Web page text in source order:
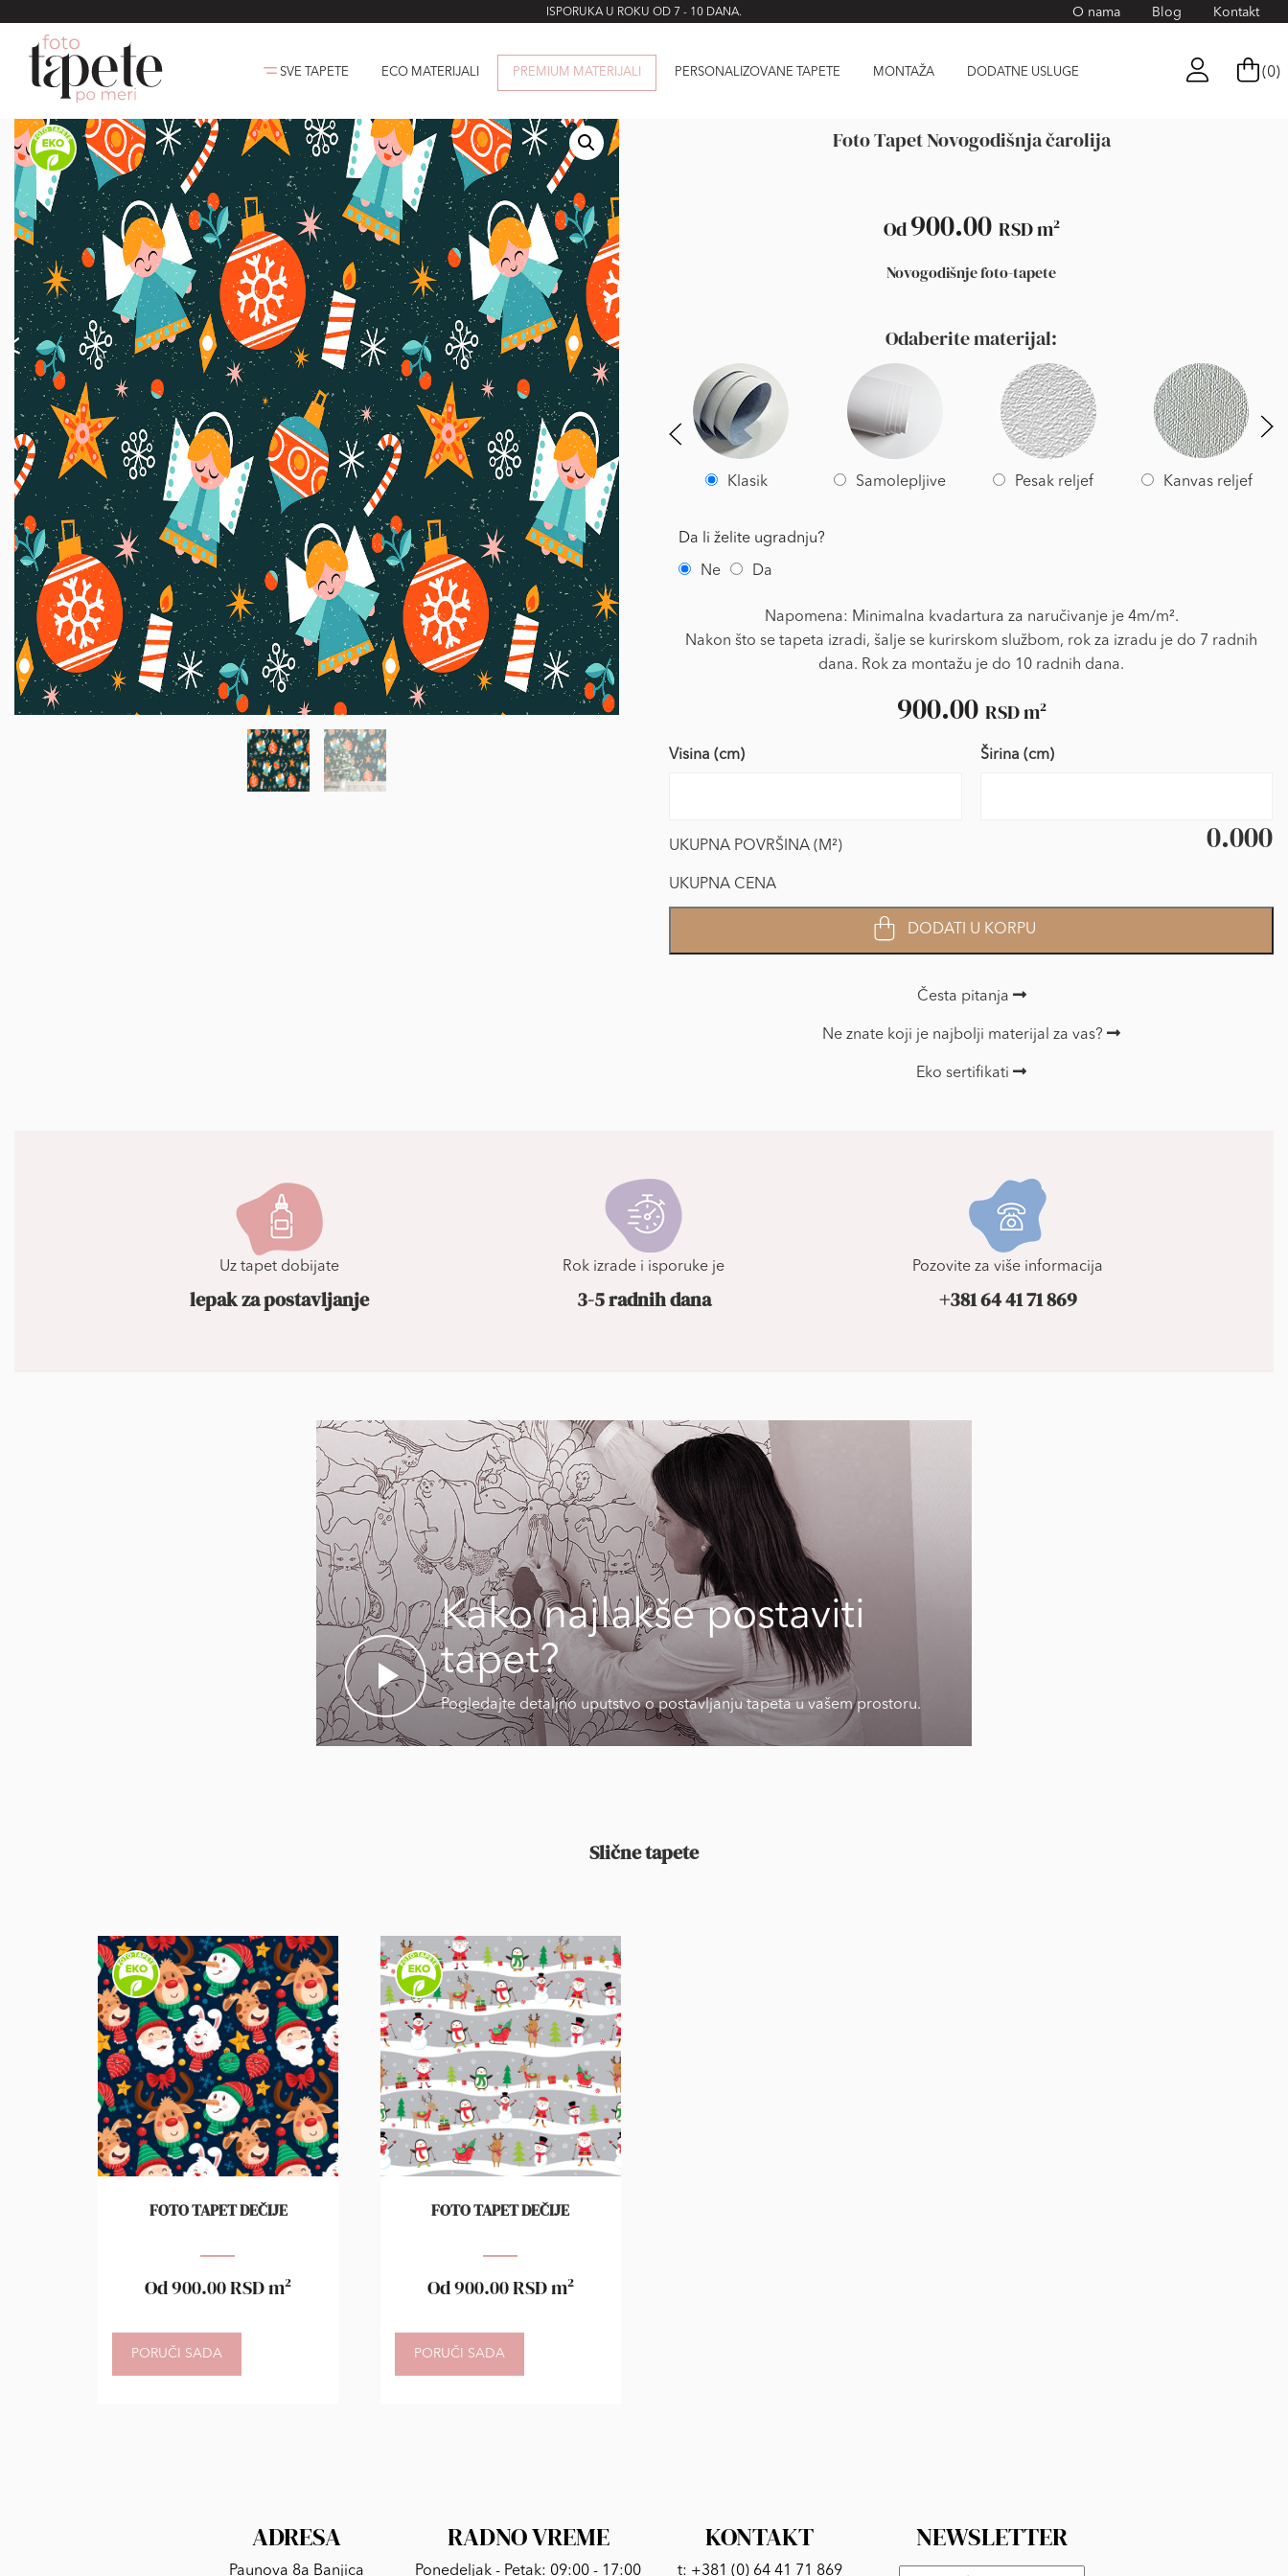
ISPORUKA U ROKU OD 7 - 10 DANA. O nama Blog Kontakt
SVE TAPETE ECO MATERIJALI PREMIUM MATERIJALI PERSONALIZOVANE TAPETE MONTAŽA DODATNE USLUGE (0)
Foto Tapet Novogodišnja čarolija
Od900.00 RSDm²
Novogodišnje foto-tapete
Odaberite materijal:
Klasik Samolepljive Pesak reljef Kanvas reljef
Da li želite ugradnju?
Ne Da
Napomena: Minimalna kvadartura za naručivanje je 4m/m².
Nakon što se tapeta izradi, šalje se kurirskom službom, rok za izradu je do 7 radnih
dana. Rok za montažu je do 10 radnih dana.
900.00 RSDm²
Visina (cm) Širina (cm)
UKUPNA POVRŠINA (M²) 0.000
UKUPNA CENA
Foto
Novogodišnja
DODATI U KORPU
Česta pitanja
Ne znate koji je najbolji materijal za vas?
Eko sertifikati
Uz tapet dobijate
lepak za postavljanje
Rok izrade i isporuke je
3-5 radnih dana
Pozovite za više informacija
+381 64 41 71 869
Kako najlakše postaviti
tapet?
Pogledajte detaljno uputstvo o postavljanju tapeta u vašem prostoru.
Slične tapete
FOTO TAPET DEČIJE
Od900.00RSDm²
PORUČI SADA
FOTO TAPET DEČIJE
Od900.00RSDm²
PORUČI SADA
ADRESA
Paunova 8a Banjica
RADNO VREME
Ponedeljak - Petak: 09:00 - 17:00
KONTAKT
t: +381 (0) 64 41 71 869
NEWSLETTER